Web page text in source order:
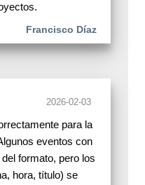
Francisco Díaz
2026-02-03
para la
eventos con
formato, pero los
hora, título) se